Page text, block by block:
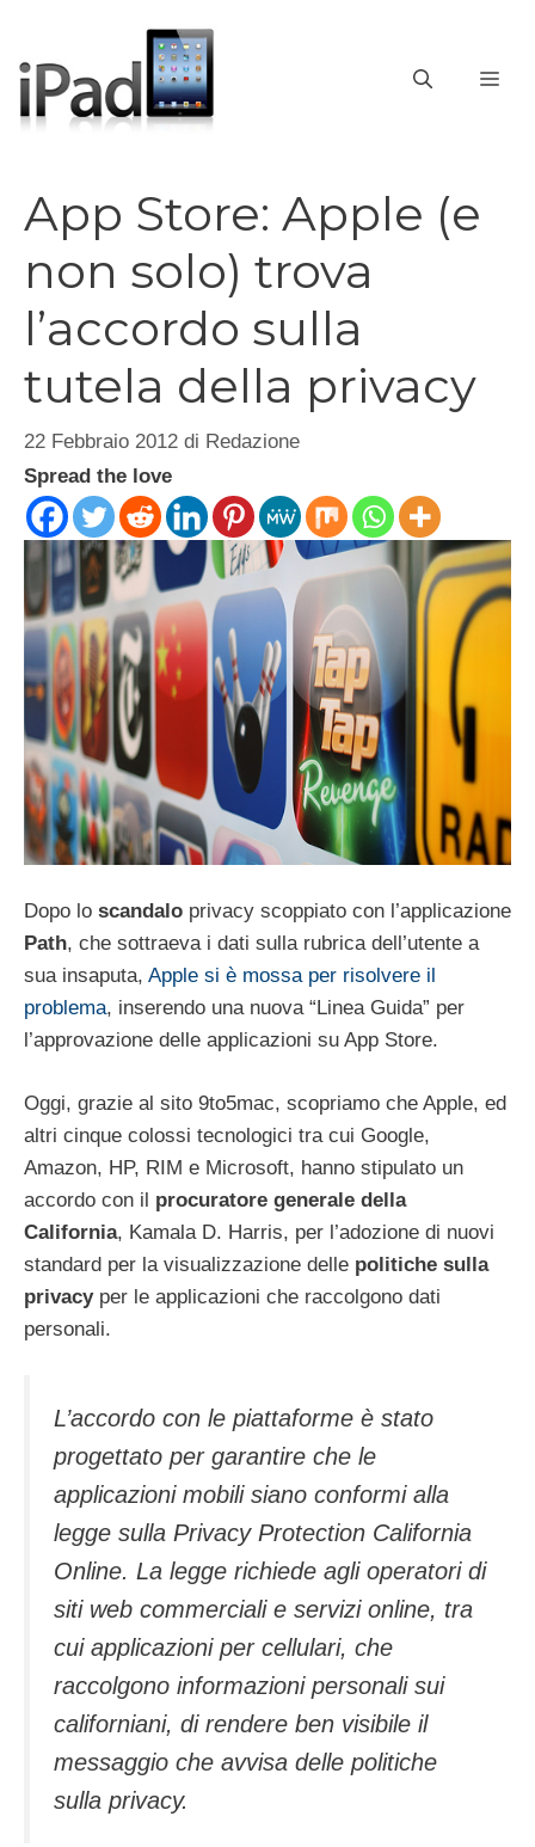
contenuto
App Store: Apple (e
non solo) trova
l’accordo sulla
tutela della privacy
22 Febbraio 2012 di Redazione
Spread the love
Dopo lo scandalo privacy scoppiato con l’applicazione
Path, che sottraeva i dati sulla rubrica dell’utente a
sua insaputa, Apple si è mossa per risolvere il
problema, inserendo una nuova “Linea Guida” per
l’approvazione delle applicazioni su App Store.
Oggi, grazie al sito 9to5mac, scopriamo che Apple, ed
altri cinque colossi tecnologici tra cui Google,
Amazon, HP, RIM e Microsoft, hanno stipulato un
accordo con il procuratore generale della
California, Kamala D. Harris, per l’adozione di nuovi
standard per la visualizzazione delle politiche sulla
privacy per le applicazioni che raccolgono dati
personali.
L’accordo con le piattaforme è stato
progettato per garantire che le
applicazioni mobili siano conformi alla
legge sulla Privacy Protection California
Online. La legge richiede agli operatori di
siti web commerciali e servizi online, tra
cui applicazioni per cellulari, che
raccolgono informazioni personali sui
californiani, di rendere ben visibile il
messaggio che avvisa delle politiche
sulla privacy.